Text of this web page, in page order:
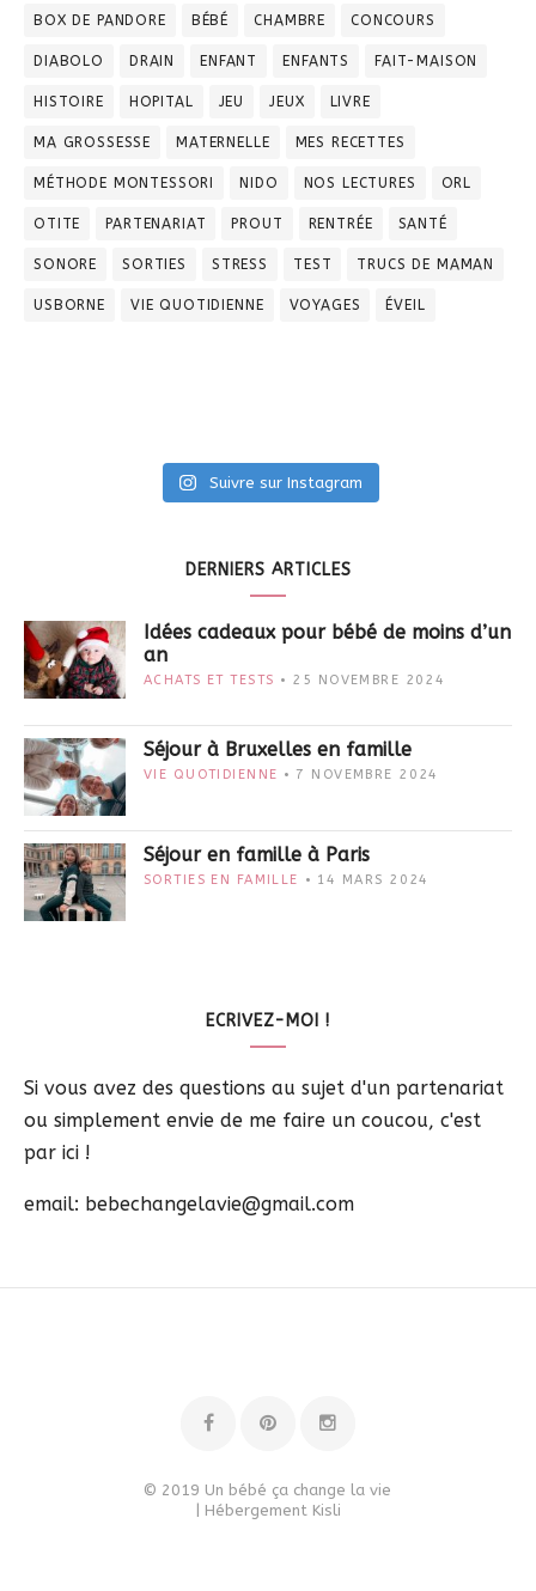
BOX DE PANDORE BÉBÉ CHAMBRE CONCOURS
DIABOLO DRAIN ENFANT ENFANTS FAIT-MAISON
HISTOIRE HOPITAL JEU JEUX LIVRE
MA GROSSESSE MATERNELLE MES RECETTES
MÉTHODE MONTESSORI NIDO NOS LECTURES ORL
OTITE PARTENARIAT PROUT RENTRÉE SANTÉ
SONORE SORTIES STRESS TEST TRUCS DE MAMAN
USBORNE VIE QUOTIDIENNE VOYAGES ÉVEIL
Suivre sur Instagram
DERNIERS ARTICLES
Idées cadeaux pour bébé de moins d’un
an
ACHATS ET TESTS 25 NOVEMBRE 2024
Séjour à Bruxelles en famille
VIE QUOTIDIENNE 7 NOVEMBRE 2024
Séjour en famille à Paris
SORTIES EN FAMILLE 14 MARS 2024
ECRIVEZ-MOI !
Si vous avez des questions au sujet d'un partenariat
ou simplement envie de me faire un coucou, c'est
par ici !
email: bebechangelavie@gmail.com
© 2019 Un bébé ça change la vie
| Hébergement Kisli